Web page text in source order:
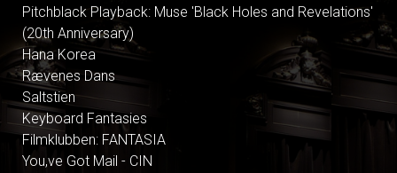
Pitchblack Playback: Muse 'Black Holes and Revelations'
(20th Anniversary)
Hana Korea
Rævenes Dans
Saltstien
Keyboard Fantasies
Filmklubben: FANTASIA
You,ve Got Mail - CIN